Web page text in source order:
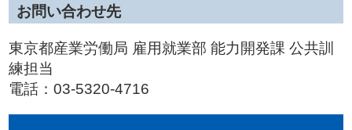
お問い合わせ先
東京都産業労働局 雇用就業部 能力開発課 公共訓
練担当
電話：03-5320-4716